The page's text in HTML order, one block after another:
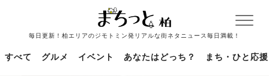
毎日更新！柏エリアのジモトミン発リアルな街ネタニュース毎日満載！
すべて グルメ イベント あなたはどっち？ まち・ひと応援